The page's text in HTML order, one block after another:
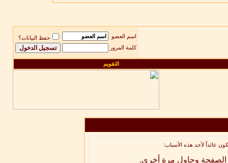
اسم العضو
حفظ البيانات؟
كلمة المرور
التقويم
عائداً لأحد هذه الأسباب:
الصفحة وحاول مرة أخرى.